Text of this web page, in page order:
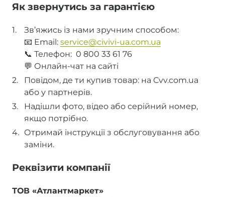
Як звернутись за гарантією
Зв’яжись із нами зручним способом:
📧 Email: service@civivi-ua.com.ua
📞 Телефон: 0 800 33 61 76
💬 Онлайн-чат на сайті
Повідом, де ти купив товар: на Cvv.com.ua
або у партнерів.
Надішли фото, відео або серійний номер,
якщо потрібно.
Отримай інструкції з обслуговування або
заміни.
Реквізити компанії
ТОВ «Атлантмаркет»